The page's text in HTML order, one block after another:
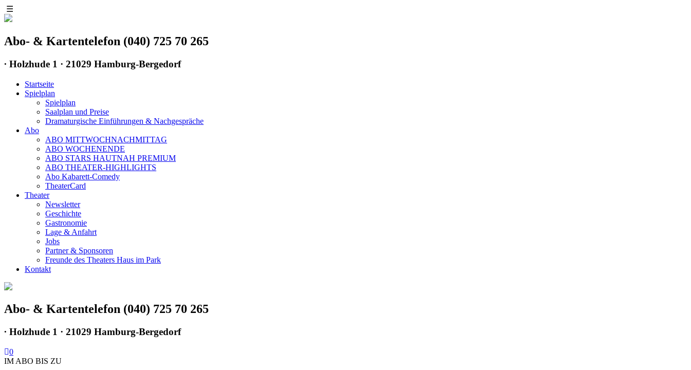
☰
Abo- & Kartentelefon (040) 725 70 265
∙ Holzhude 1 · 21029 Hamburg-Bergedorf
Startseite
Spielplan
Spielplan
Saalplan und Preise
Dramaturgische Einführungen & Nachgespräche
Abo
ABO MITTWOCHNACHMITTAG
ABO WOCHENENDE
ABO STARS HAUTNAH PREMIUM
ABO THEATER-HIGHLIGHTS
Abo Kabarett-Comedy
TheaterCard
Theater
Newsletter
Geschichte
Gastronomie
Lage & Anfahrt
Jobs
Partner & Sponsoren
Freunde des Theaters Haus im Park
Kontakt
Abo- & Kartentelefon (040) 725 70 265
∙ Holzhude 1 · 21029 Hamburg-Bergedorf
0
IM ABO BIS ZU